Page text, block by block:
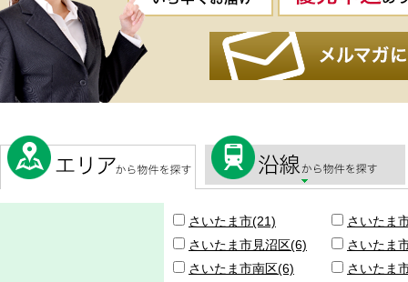
さいたま市(21)
さいたま
さいたま市見沼区(6)
さいたま
さいたま市南区(6)
さいたま